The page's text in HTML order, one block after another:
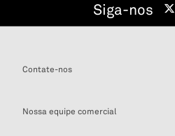
Siga-nos
Contate-nos
Nossa equipe comercial